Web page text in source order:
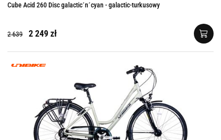
Cube Acid 260 Disc galactic´n´cyan - galactic-turkusowy
2 639 2 249 zł